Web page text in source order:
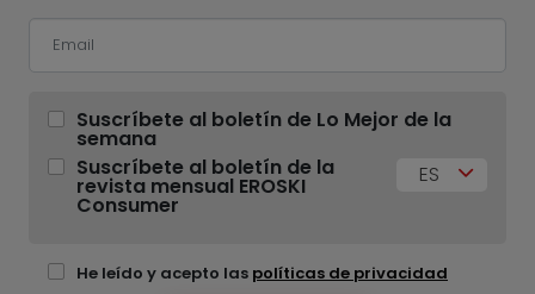
Suscríbete al boletín de Lo Mejor de la
semana
Suscríbete al boletín de la
revista mensual EROSKI
Consumer
ES
He leído y acepto las políticas de privacidad